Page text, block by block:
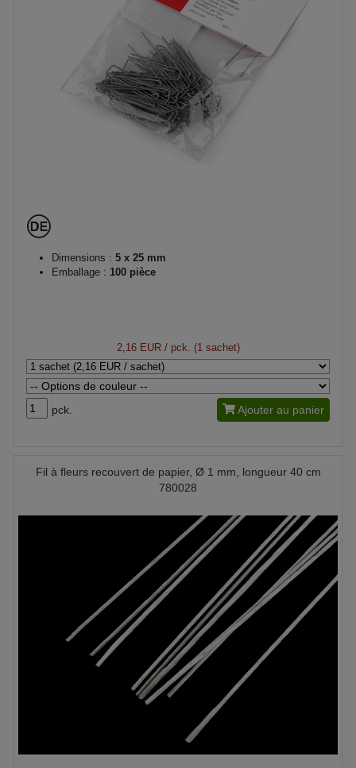
Dimensions : 5 x 25 mm
Emballage : 100 pièce
2,16 EUR/ pck. (1 sachet)
pck. Ajouter au panier
Fil à fleurs recouvert de papier, Ø 1 mm, longueur 40 cm
780028